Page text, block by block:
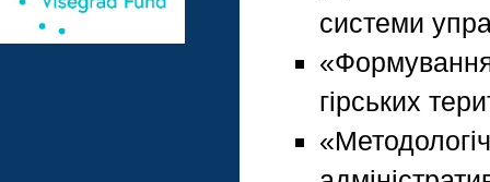
системи
«Формування
гірських